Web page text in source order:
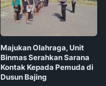
Majukan Olahraga, Unit
Binmas Serahkan Sarana
Kontak Kepada Pemuda di
Dusun Bajing